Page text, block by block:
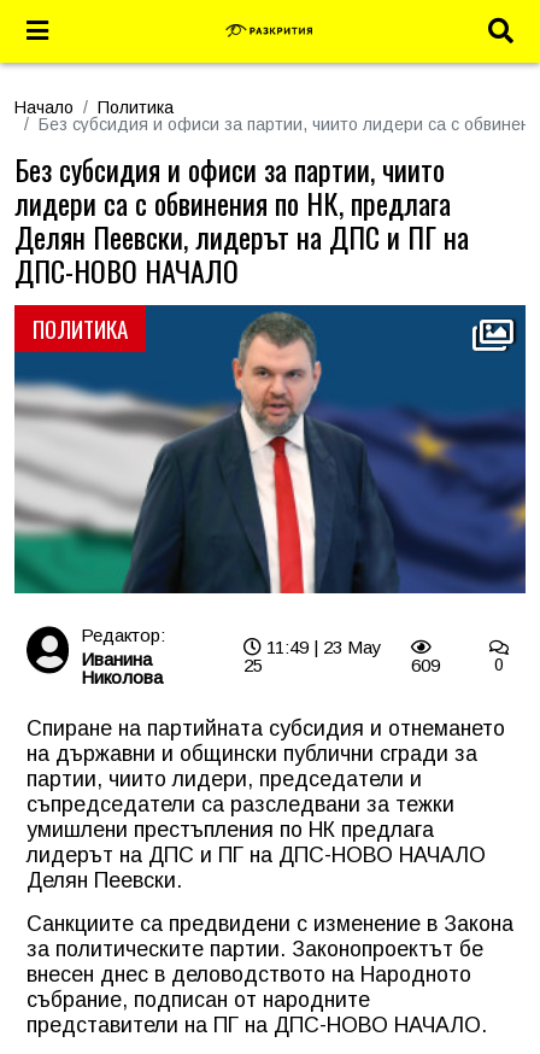
Начало
Политика
Без субсидия и офиси за партии, чиито лидери са с
ПОЛИТИКА
Без субсидия и офиси за партии, чиито
лидери са с обвинения по НК, предлага
Делян Пеевски, лидерът на ДПС и ПГ на
ДПС-НОВО НАЧАЛО
Редактор:
Иванина
Николова
11:49 | 23 May
25
609 0
Спиране на партийната субсидия и отнемането
на държавни и общински публични сгради за
партии, чиито лидери, председатели и
съпредседатели са разследвани за тежки
умишлени престъпления по НК предлага
лидерът на ДПС и ПГ на ДПС-НОВО НАЧАЛО
Делян Пеевски.
Санкциите са предвидени с изменение в Закона
за политическите партии. Законопроектът бе
внесен днес в деловодството на Народното
събрание, подписан от народните
представители на ПГ на ДПС-НОВО НАЧАЛО.